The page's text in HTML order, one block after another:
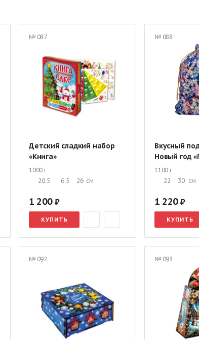
Сладкие подарки от 1000 руб. Новогодние подарки
Подарки для детского дома Новогодние подарки на
№ 087
Детский сладкий набор
«Книга»
1000 г
20.5
6.5 26 см
1 200
КУПИТЬ
№ 088
Вкусный
Новый год
1100 г
22
30 см
1 220
КУПИТЬ
№ 092 № 093